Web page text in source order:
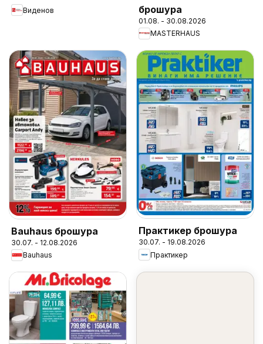
Виденов
брошура
01.08. - 30.08.2026
MASTERHAUS
Bauhaus брошура
30.07. - 12.08.2026
Bauhaus
Практикер брошура
30.07. - 19.08.2026
Практикер